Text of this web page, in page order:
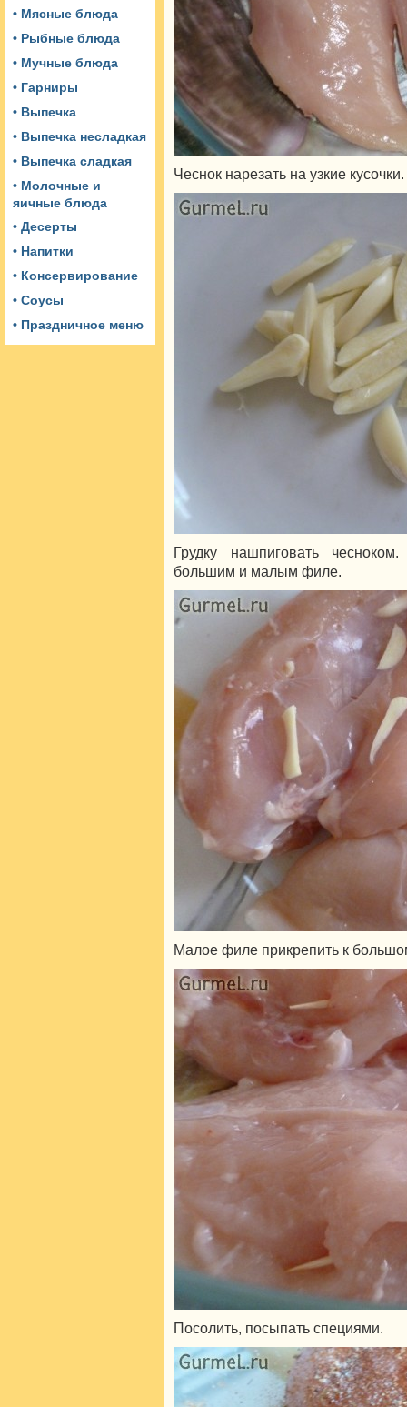
• Мясные блюда
• Рыбные блюда
• Мучные блюда
• Гарниры
• Выпечка
• Выпечка несладкая
• Выпечка сладкая
• Молочные и
яичные блюда
• Десерты
• Напитки
• Консервирование
• Соусы
• Праздничное меню
Чеснок нарезать на узкие кусочки.
Грудку нашпиговать
большим и малым филе.
Малое филе прикрепить к
Посолить, посыпать специями.